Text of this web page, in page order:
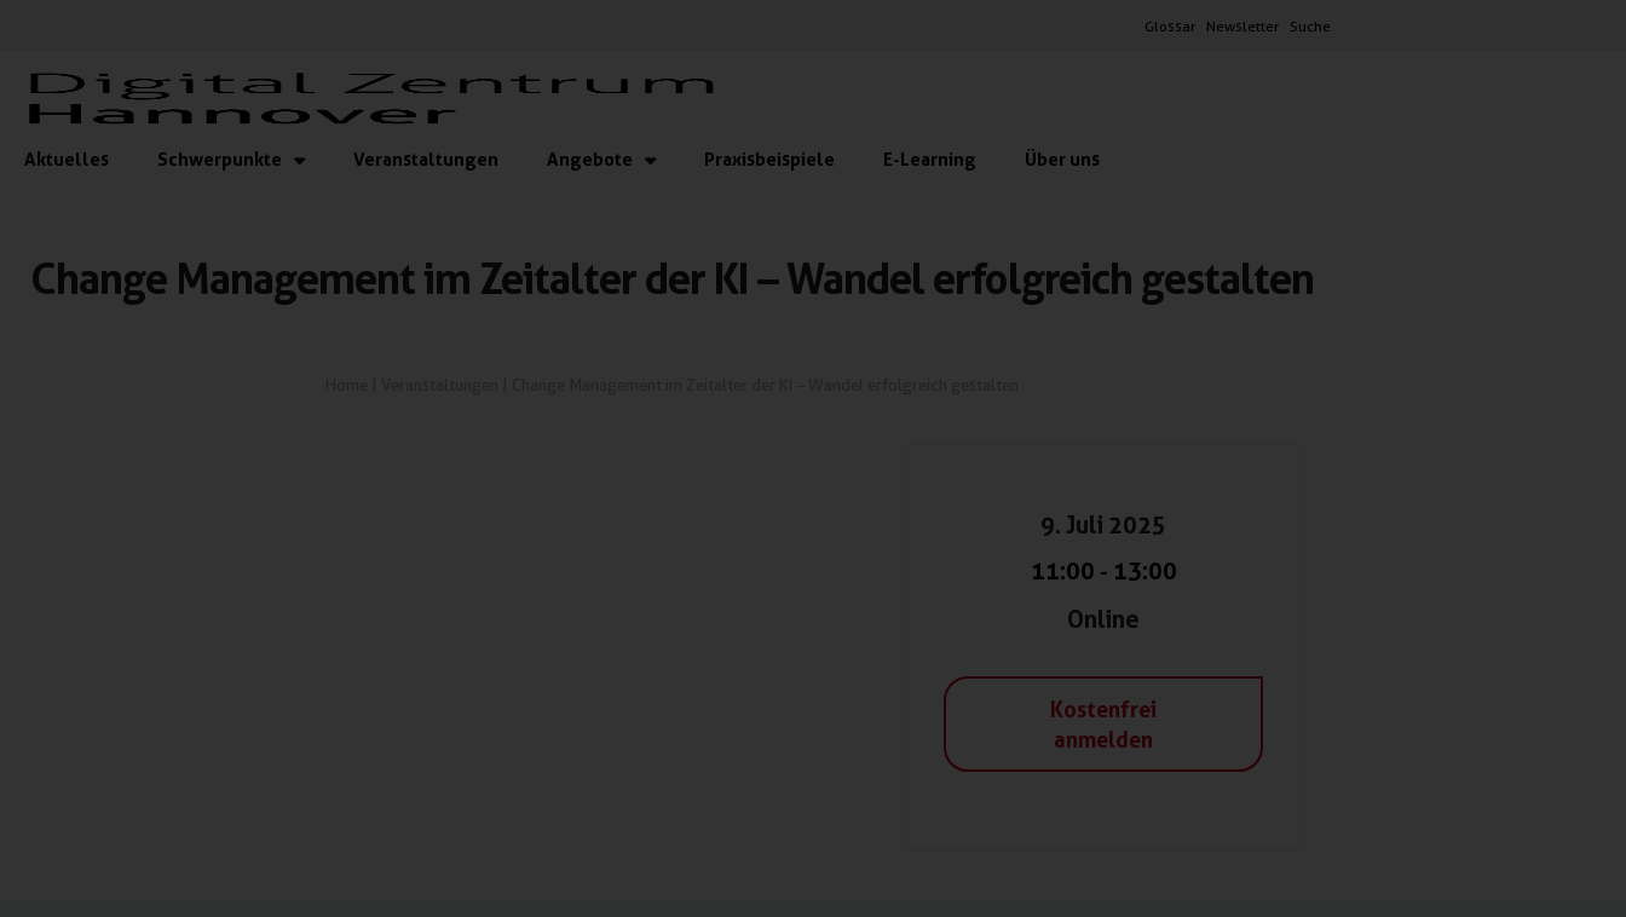
Glossar Newsletter Suche
Aktuelles Schwerpunkte Veranstaltungen Angebote Praxisbeispiele E-Learning Über uns
Change Management im Zeitalter der KI – Wandel erfolgreich gestalten
9. Juli 2025
11:00 - 13:00
Online
Kostenfrei
anmelden